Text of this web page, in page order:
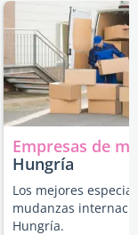
Empresas de
Hungría
Los mejores
mudanzas
Hungría.